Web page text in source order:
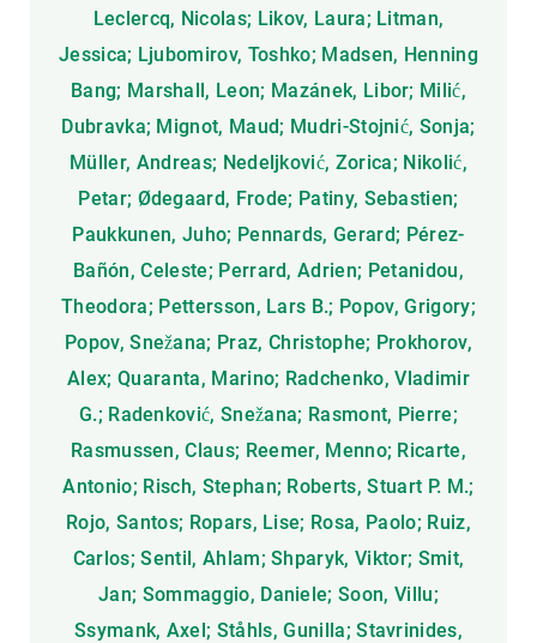
Leclercq, Nicolas; Likov, Laura; Litman,
Jessica; Ljubomirov, Toshko; Madsen, Henning
Bang; Marshall, Leon; Mazánek, Libor; Milić,
Dubravka; Mignot, Maud; Mudri-Stojnić, Sonja;
Müller, Andreas; Nedeljković, Zorica; Nikolić,
Petar; Ødegaard, Frode; Patiny, Sebastien;
Paukkunen, Juho; Pennards, Gerard; Pérez-
Bañón, Celeste; Perrard, Adrien; Petanidou,
Theodora; Pettersson, Lars B.; Popov, Grigory;
Popov, Snežana; Praz, Christophe; Prokhorov,
Alex; Quaranta, Marino; Radchenko, Vladimir
G.; Radenković, Snežana; Rasmont, Pierre;
Rasmussen, Claus; Reemer, Menno; Ricarte,
Antonio; Risch, Stephan; Roberts, Stuart P. M.;
Rojo, Santos; Ropars, Lise; Rosa, Paolo; Ruiz,
Carlos; Sentil, Ahlam; Shparyk, Viktor; Smit,
Jan; Sommaggio, Daniele; Soon, Villu;
Ssymank, Axel; Ståhls, Gunilla; Stavrinides,